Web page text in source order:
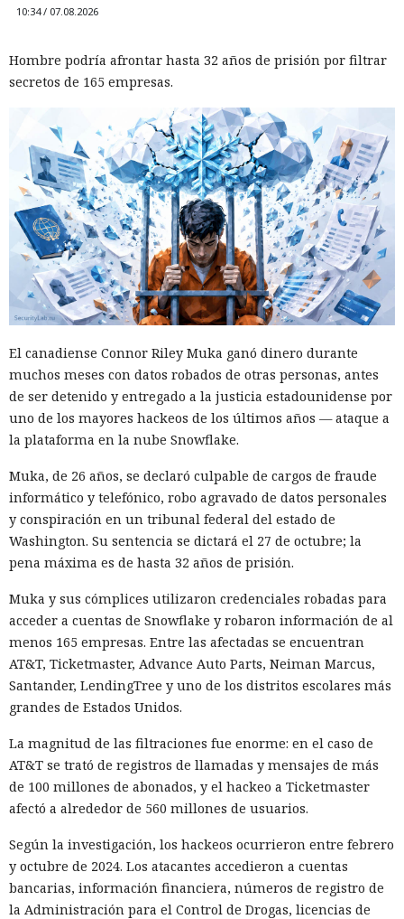
10:34 / 07.08.2026
Hombre podría afrontar hasta 32 años de prisión por filtrar
secretos de 165 empresas.
El canadiense Connor Riley Muka ganó dinero durante
muchos meses con datos robados de otras personas, antes
de ser detenido y entregado a la justicia estadounidense por
uno de los mayores hackeos de los últimos años — ataque a
la plataforma en la nube Snowflake.
Muka, de 26 años, se declaró culpable de cargos de fraude
informático y telefónico, robo agravado de datos personales
y conspiración en un tribunal federal del estado de
Washington. Su sentencia se dictará el 27 de octubre; la
pena máxima es de hasta 32 años de prisión.
Muka y sus cómplices utilizaron credenciales robadas para
acceder a cuentas de Snowflake y robaron información de al
menos 165 empresas. Entre las afectadas se encuentran
AT&T, Ticketmaster, Advance Auto Parts, Neiman Marcus,
Santander, LendingTree y uno de los distritos escolares más
grandes de Estados Unidos.
La magnitud de las filtraciones fue enorme: en el caso de
AT&T se trató de registros de llamadas y mensajes de más
de 100 millones de abonados, y el hackeo a Ticketmaster
afectó a alrededor de 560 millones de usuarios.
Según la investigación, los hackeos ocurrieron entre febrero
y octubre de 2024. Los atacantes accedieron a cuentas
bancarias, información financiera, números de registro de
la Administración para el Control de Drogas, licencias de